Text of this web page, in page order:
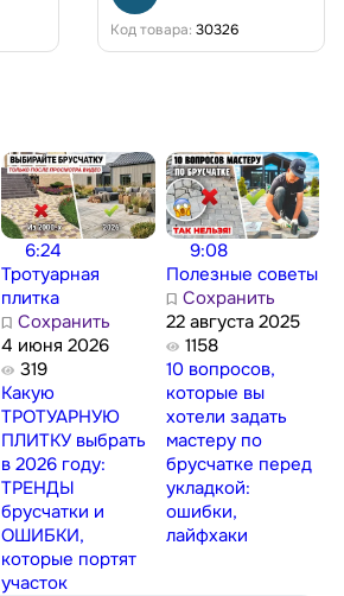
Код товара: 30326
6:24
Тротуарная
плитка
Сохранить
4 июня 2026
319
Какую
ТРОТУАРНУЮ
ПЛИТКУ выбрать
в 2026 году:
ТРЕНДЫ
брусчатки и
ОШИБКИ,
которые портят
участок
9:08
Полезные советы
Сохранить
22 августа 2025
1158
10 вопросов,
которые вы
хотели задать
мастеру по
брусчатке перед
укладкой:
ошибки,
лайфхаки